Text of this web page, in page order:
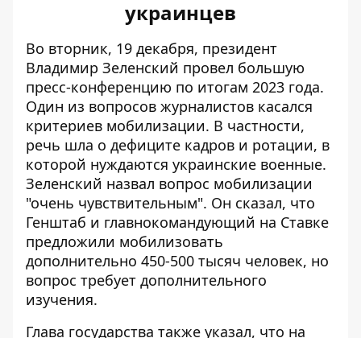
украинцев
Во вторник, 19 декабря, президент
Владимир Зеленский провел большую
пресс-конференцию по итогам 2023 года.
Один из вопросов журналистов касался
критериев мобилизации. В частности,
речь шла о дефиците кадров и ротации, в
которой нуждаются украинские военные.
Зеленский назвал вопрос мобилизации
"очень чувствительным". Он сказал, что
Генштаб и главнокомандующий на Ставке
предложили мобилизовать
дополнительно 450-500 тысяч человек, но
вопрос требует дополнительного
изучения.
Глава государства также указал, что на